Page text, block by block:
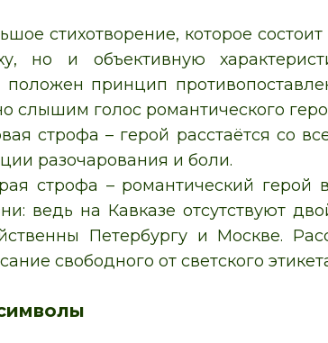
стихотворение, которое
но и объективную
принцип
слышим голос романтического
строфа – герой расстаётся со
разочарования и боли.
строфа – романтический герой
ведь на Кавказе отсутствуют
Петербургу и Москве.
свободного от светского